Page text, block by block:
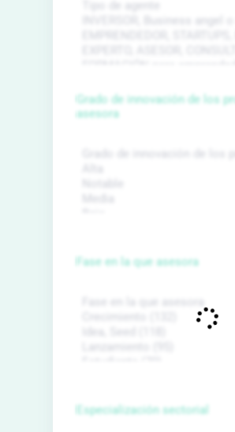
Grado de innovación de los
asesora
Fase en la que asesora
Especialización sectorial